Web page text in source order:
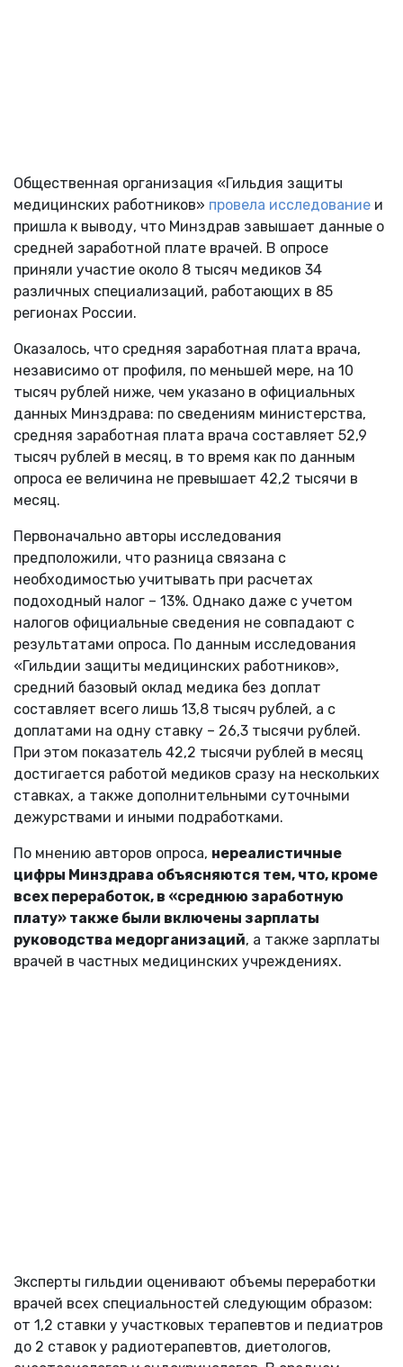
Общественная организация «Гильдия защиты
медицинских работников» провела исследование и
пришла к выводу, что Минздрав завышает данные о
средней заработной плате врачей. В опросе
приняли участие около 8 тысяч медиков 34
различных специализаций, работающих в 85
регионах России.
Оказалось, что средняя заработная плата врача,
независимо от профиля, по меньшей мере, на 10
тысяч рублей ниже, чем указано в официальных
данных Минздрава: по сведениям министерства,
средняя заработная плата врача составляет 52,9
тысяч рублей в месяц, в то время как по данным
опроса ее величина не превышает 42,2 тысячи в
месяц.
Первоначально авторы исследования
предположили, что разница связана с
необходимостью учитывать при расчетах
подоходный налог – 13%. Однако даже с учетом
налогов официальные сведения не совпадают с
результатами опроса. По данным исследования
«Гильдии защиты медицинских работников»,
средний базовый оклад медика без доплат
составляет всего лишь 13,8 тысяч рублей, а с
доплатами на одну ставку – 26,3 тысячи рублей.
При этом показатель 42,2 тысячи рублей в месяц
достигается работой медиков сразу на нескольких
ставках, а также дополнительными суточными
дежурствами и иными подработками.
По мнению авторов опроса, нереалистичные
цифры Минздрава объясняются тем, что, кроме
всех переработок, в «среднюю заработную
плату» также были включены зарплаты
руководства медорганизаций, а также зарплаты
врачей в частных медицинских учреждениях.
Эксперты гильдии оценивают объемы переработки
врачей всех специальностей следующим образом:
от 1,2 ставки у участковых терапевтов и педиатров
до 2 ставок у радиотерапевтов, диетологов,